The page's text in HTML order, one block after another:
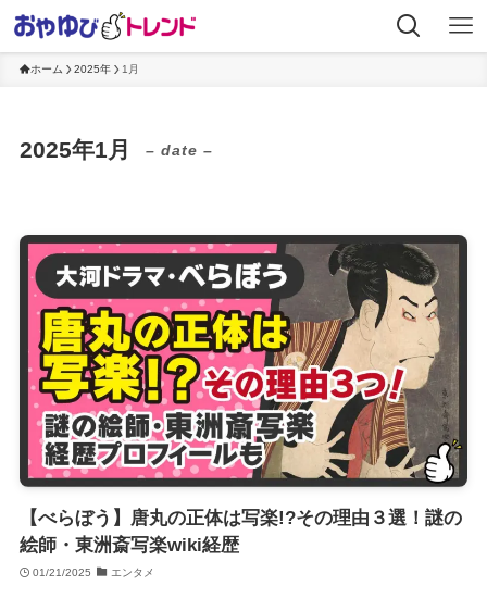
ホーム 2025年 1月
2025年1月 – date –
【べらぼう】唐丸の正体は写楽!?その理由３選！謎の
絵師・東洲斎写楽wiki経歴
01/21/2025 エンタメ